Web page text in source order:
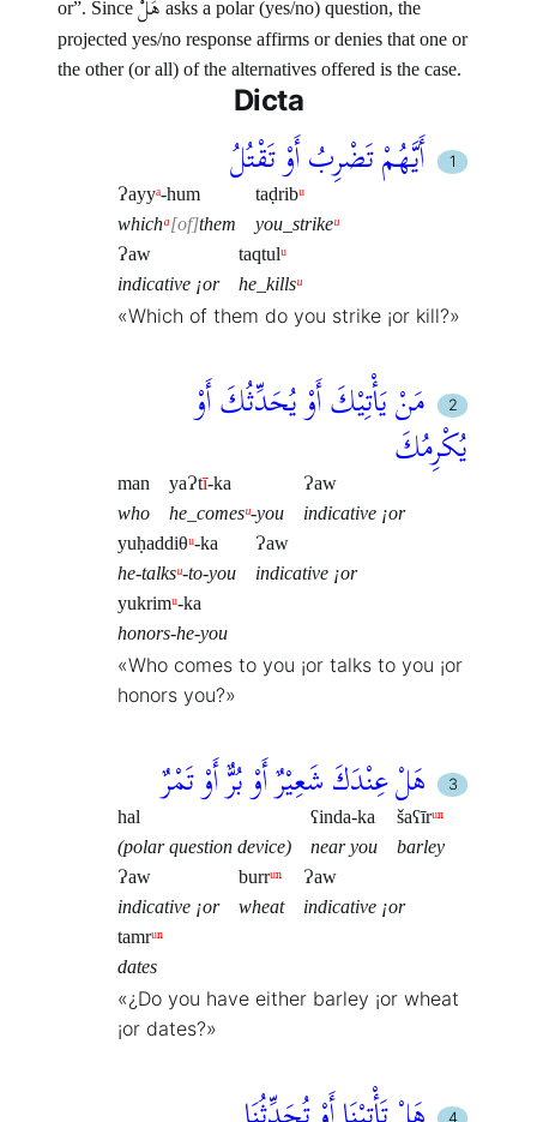
or”. Since هَلْ asks a polar (yes/no) question, the
projected yes/no response affirms or denies that one or
the other (or all) of the alternatives offered is the case.
Dicta
أَيَّهُمْ تَضْرِبُ أَوْ تَقْتُلُ
Ɂayyᵃ-hum
whichᵃ of them
taḍribᵘ
you_strikeᵘ
Ɂaw
indicative ¡or
taqtulᵘ
he_killsᵘ
«Which of them do you strike ¡or kill?»
مَنْ يَأْتِيْكَ أَوْ يُحَدِّثُكَ أَوْ
يُكْرِمُكَ
man
who
yaɁtī-ka
he_comesᵘ-you
Ɂaw
indicative ¡or
yuḥaddiθᵘ-ka
he-talksᵘ-to-you
Ɂaw
indicative ¡or
yukrimᵘ-ka
honors-he-you
«Who comes to you ¡or talks to you ¡or
honors you?»
هَلْ عِنْدَكَ شَعِيْرٌ أَوْ بُرٌّ أَوْ تَمْرٌ
hal
(polar question device)
ʕinda-ka
near you
šaʕīrᵘⁿ
barley
Ɂaw
indicative ¡or
burrᵘⁿ
wheat
Ɂaw
indicative ¡or
tamrᵘⁿ
dates
«¿Do you have either barley ¡or wheat
¡or dates?»